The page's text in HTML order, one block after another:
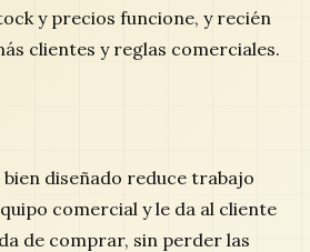
y precios funcione, y recién
clientes y reglas comerciales.
diseñado reduce trabajo
comercial y le da al cliente
de comprar, sin perder las